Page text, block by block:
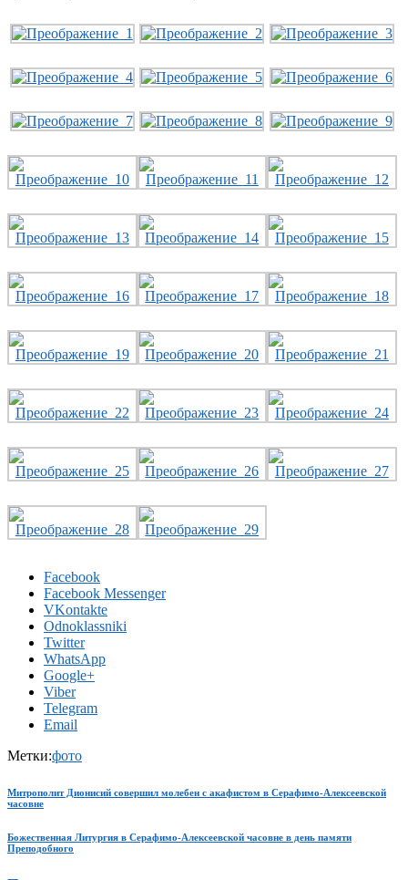
Facebook
Facebook Messenger
VKontakte
Odnoklassniki
Twitter
WhatsApp
Google+
Viber
Telegram
Email
Метки:фото
Митрополит Дионисий совершил молебен с акафистом в Серафимо-Алексеевской
часовне
Божественная Литургия в Серафимо-Алексеевской часовне в день памяти
Преподобного